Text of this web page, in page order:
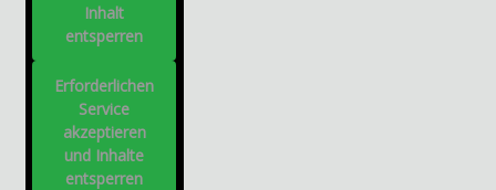
Inhalt
entsperren
Erforderlichen
Service
akzeptieren
und Inhalte
entsperren